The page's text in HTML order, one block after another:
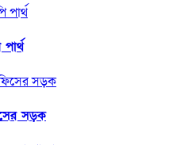
সড়ক